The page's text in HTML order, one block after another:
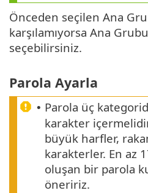
Önceden seçilen Ana
karşılamıyorsa Ana
seçebilirsiniz.
Parola Ayarla
• Parola üç
karakter
büyük harfler,
karakterler. En az
oluşan bir parola
öneririz.